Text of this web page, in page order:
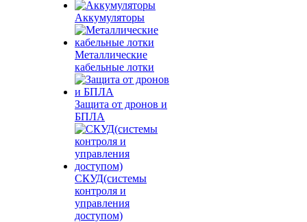
Аккумуляторы
Металлические
кабельные лотки
Защита от дронов и
БПЛА
СКУД(системы
контроля и
управления
доступом)